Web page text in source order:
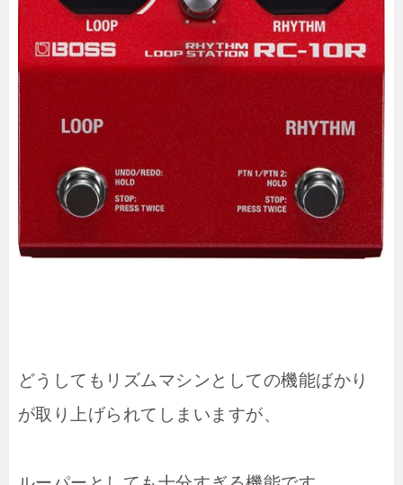
どうしてもリズムマシンとしての機能ばかり
が取り上げられてしまいますが、